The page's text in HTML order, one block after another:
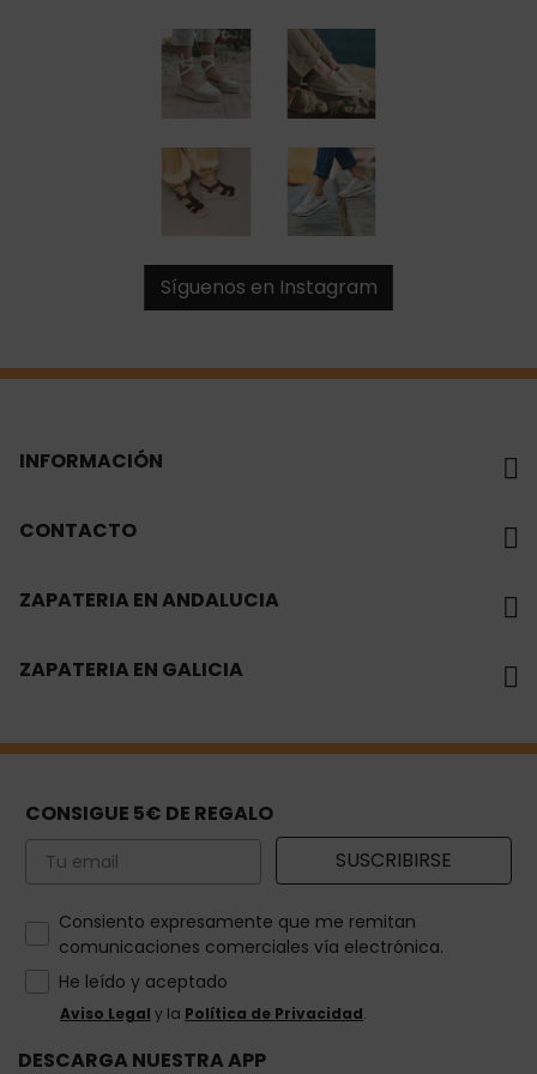
Síguenos en Instagram
INFORMACIÓN
CONTACTO
ZAPATERIA EN ANDALUCIA
ZAPATERIA EN GALICIA
CONSIGUE 5€ DE REGALO
Email SUSCRIBIRSE
How would you like to hear from us?
Consiento expresamente que me remitan
comunicaciones comerciales vía electrónica.
He leído y aceptado
Aviso Legal y la Política de Privacidad.
DESCARGA NUESTRA APP